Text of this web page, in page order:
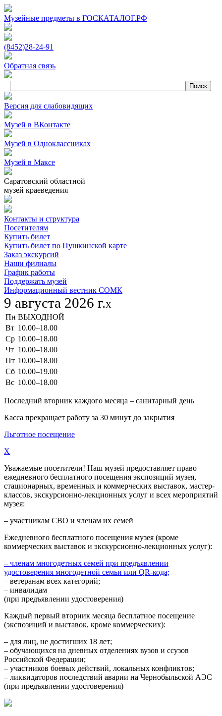
Музейные предметы в ГОСКАТАЛОГ.РФ
(8452)28‑24‑91
Обратная связь
Версия для слабовидящих
Музей в ВКонтакте
Музей в Одноклассниках
Музей в Максе
Саратовский областной
музей краеведения
Контакты и структура
Посетителям
Купить билет
Купить билет по Пушкинской карте
Заказ экскурсий
Наши филиалы
График работы
Поддержать музей
Информационный вестник СОМК
9 августа 2026 г.X
Пн ВЫХОДНОЙ
Вт 10.00–18.00
Ср 10.00–18.00
Чт 10.00–18.00
Пт 10.00–18.00
Сб 10.00–19.00
Вс 10.00–18.00
Последний вторник каждого месяца – санитарный день
Касса прекращает работу за 30 минут до закрытия
Льготное посещение
X
Уважаемые посетители! Наш музей предоставляет право
ежедневного бесплатного посещения экспозиций музея,
стационарных, временных и коммерческих выставок, мастер-
классов, экскурсионно-лекционных услуг и всех мероприятий
музея:
– участникам СВО и членам их семей
Ежедневного бесплатного посещения музея (кроме
коммерческих выставок и экскурсионно-лекционных услуг):
– членам многодетных семей при предъявлении
удостоверения многодетной семьи или QR-кода;
– ветеранам всех категорий;
– инвалидам
(при предъявлении удостоверения)
Каждый первый вторник месяца бесплатное посещение
(экспозиций и выставок, кроме коммерческих):
– для лиц, не достигших 18 лет;
– обучающихся на дневных отделениях вузов и ссузов
Российской Федерации;
– участников боевых действий, локальных конфликтов;
– ликвидаторов последствий аварии на Чернобыльской АЭС
(при предъявлении удостоверения)